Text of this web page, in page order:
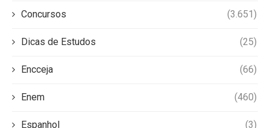
Concursos (3.651)
Dicas de Estudos (25)
Encceja (66)
Enem (460)
Espanhol (3)